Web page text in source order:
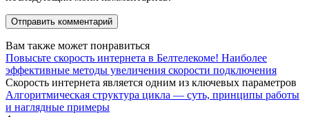
Вам также может понравиться
Повысьте скорость интернета в Белтелекоме! Наиболее
эффективные методы увеличения скорости подключения
Скорость интернета является одним из ключевых параметров
Алгоритмическая структура цикла — суть, принципы работы
и наглядные примеры